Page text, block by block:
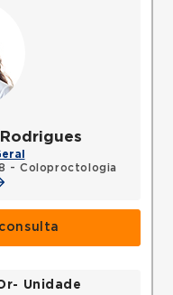
- Coloproctologia
Unidade